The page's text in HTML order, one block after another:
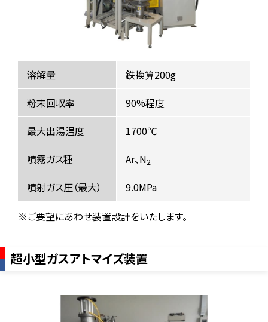
溶解量
鉄換算200g
粉末回収率
90%程度
最大出湯温度
1700℃
噴霧ガス種
Ar、N2
噴射ガス圧（最大） 9.0MPa
※ご要望にあわせ装置設計をいたします。
超小型ガスアトマイズ装置